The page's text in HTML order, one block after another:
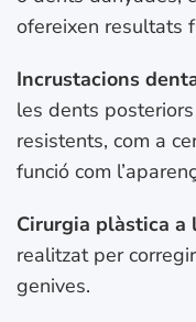
ofereixen resultats
Incrustacions
les dents
resistents, com a
funció com
Cirurgia plàstica a
realitzat per
genives.